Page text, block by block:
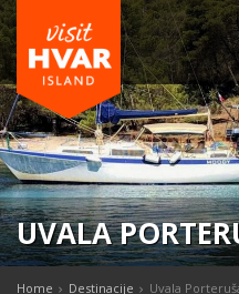
UVALA
Home Destinacije Uvala